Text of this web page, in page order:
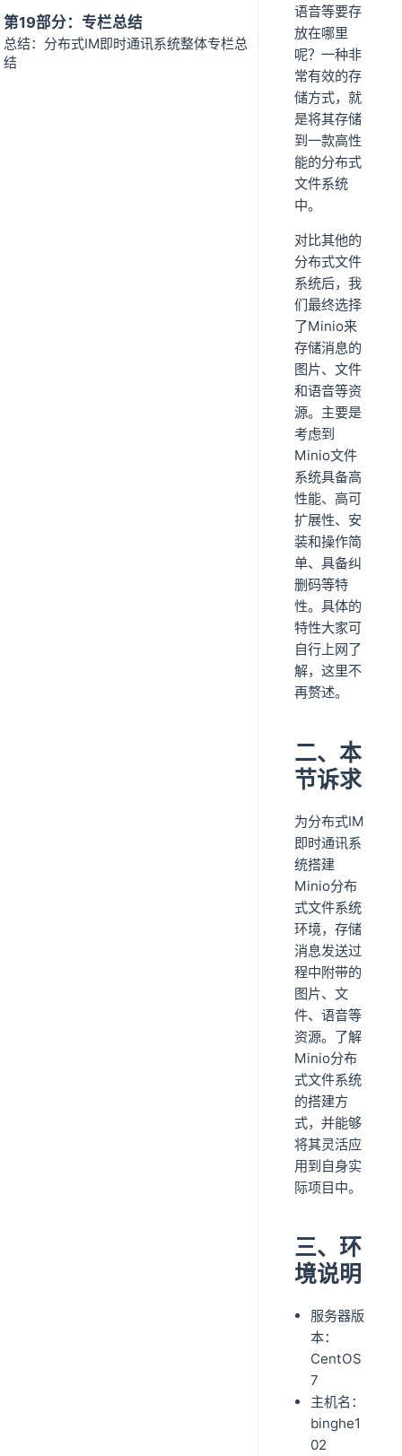
第19部分：专栏总结
总结：分布式IM即时通讯系统整体专栏总
结
语音等要存
放在哪里
呢？一种非
常有效的存
储方式，就
是将其存储
到一款高性
能的分布式
文件系统
中。
对比其他的
分布式文件
系统后，我
们最终选择
了Minio来
存储消息的
图片、文件
和语音等资
源。主要是
考虑到
Minio文件
系统具备高
性能、高可
扩展性、安
装和操作简
单、具备纠
删码等特
性。具体的
特性大家可
自行上网了
解，这里不
再赘述。
二、本
节诉求
为分布式IM
即时通讯系
统搭建
Minio分布
式文件系统
环境，存储
消息发送过
程中附带的
图片、文
件、语音等
资源。了解
Minio分布
式文件系统
的搭建方
式，并能够
将其灵活应
用到自身实
际项目中。
三、环
境说明
服务器版
本：
CentOS
7
主机名：
binghe1
02